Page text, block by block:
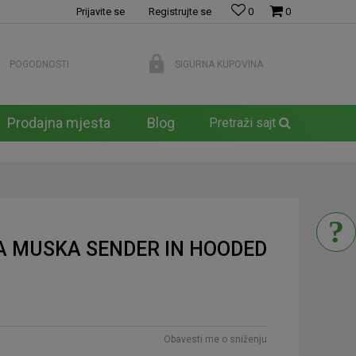
0
0
Prijavite se Registrujte se
POGODNOSTI SIGURNA KUPOVINA
Prodajna mjesta Blog Pretraži sajt
SENDER IN HOODED
Obavesti me o sniženju